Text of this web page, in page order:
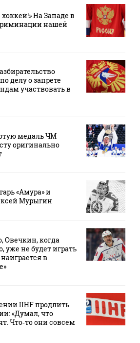
хоккей!» На Западе в
нашей
делу о запрете
участвовать в
медаль ЧМ
оригинально
«Амура» и
Мурыгин
Овечкин, когда
уже не будет играть
в
IIHF продлить
«Думал, что
Что‑то они совсем